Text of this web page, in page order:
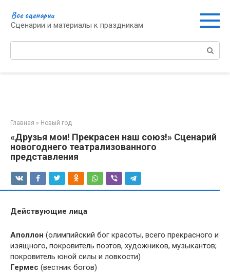
контенту
Все сценарии
Сценарии и материалы к праздникам
Поиск:
Главная » Новый год
«Друзья мои! Прекрасен наш союз!» Сценарий
новогоднего театрализованного
представления
Действующие лица
Аполлон (олимпийский бог красоты, всего прекрасного и
изящного, покровитель поэтов, художников, музыкантов;
покровитель юной силы и ловкости)
Гермес (вестник богов)